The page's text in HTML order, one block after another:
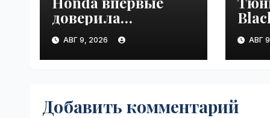
доверила
разработку
платформы
индийской
VseTime.ru
АВГ 9, 2026 АВГ
Добавить комментарий